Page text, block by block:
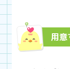
用意